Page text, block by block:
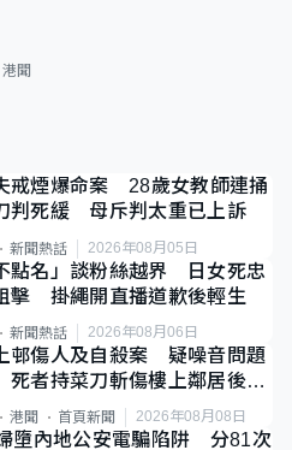
港聞
戒煙爆命案 28歲女教師連捅
判死緩 母斥判太重已上訴
新聞熱話 2026年08月05日
點名」談粉絲越界 日女死忠
擊 掛繩開直播道歉後輕生
新聞熱話 2026年08月06日
邨傷人及自殺案 疑噪音問題
者持菜刀斬傷樓上鄰居後墮
港聞 首頁新聞 2026年08月08日
墮內地公安電騙陷阱 分81次